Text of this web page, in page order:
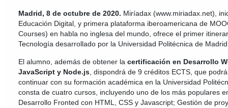
DE
MADRID
(UPM)
Madrid, 8 de octubre de 2020. Miríadax (www.miriadax.net),
Educación Digital, y primera plataforma iberoamericana de
Courses) en habla no inglesa del mundo, ofrece el primer
Tecnología desarrollado por la Universidad Politécnica de
El alumno, además de obtener la certificación en Desarrollo
JavaScript y Node.js , dispondrá de 9 créditos ECTS, que
continuar con su formación académica en la Universidad
consta de cuatro cursos, incluyendo uno de los más populares
Desarrollo Fronted con HTML, CSS y Javascript; Gestión de